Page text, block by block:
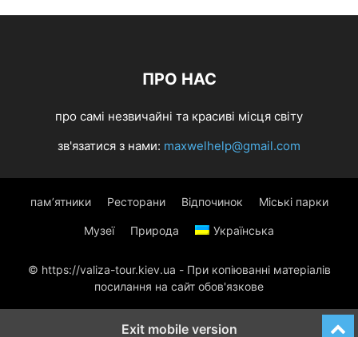
ПРО НАС
про самі незвичайні та красиві місця світу
зв'язатися з нами: maxwelhelp@gmail.com
пам’ятники Ресторани Відпочинок Міські парки
Музеї Природа Українська
© https://valiza-tour.kiev.ua - При копіюванні матеріалів
посилання на сайт обов'язкове
Exit mobile version